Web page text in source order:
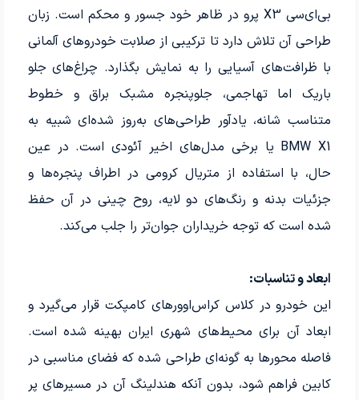
بی‌ای‌سی X3 پرو در ظاهر خود جسور و محکم است. زبان
طراحی آن تلاش دارد تا ترکیبی از صلابت خودروهای آلمانی
با ظرافت‌های آسیایی را به نمایش بگذارد. چراغ‌های جلو
باریک اما تهاجمی، جلوپنجره مشبک براق و خطوط
متناسب شانه، یادآور طراحی‌های به‌روز شده‌ای شبیه به
BMW X1 یا برخی مدل‌های اخیر آئودی است. در عین
حال، با استفاده از متریال کرومی در اطراف پنجره‌ها و
جزئیات بدنه و رنگ‌های دو لایه، روح چینی در آن حفظ
شده است که توجه خریداران جوان‌تر را جلب می‌کند.
ابعاد و تناسبات:
این خودرو در کلاس کراس‌اوورهای کامپکت قرار می‌گیرد و
ابعاد آن برای محیط‌های شهری ایران بهینه شده است.
فاصله محورها به گونه‌ای طراحی شده که فضای مناسبی در
کابین فراهم شود، بدون آنکه هندلینگ آن در مسیرهای پر